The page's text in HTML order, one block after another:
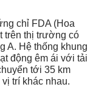
chỉ FDA (Hoa
trên thị trường có
A. Hệ thống khung
động êm ái với tải
tới 35 km
trí khác nhau.